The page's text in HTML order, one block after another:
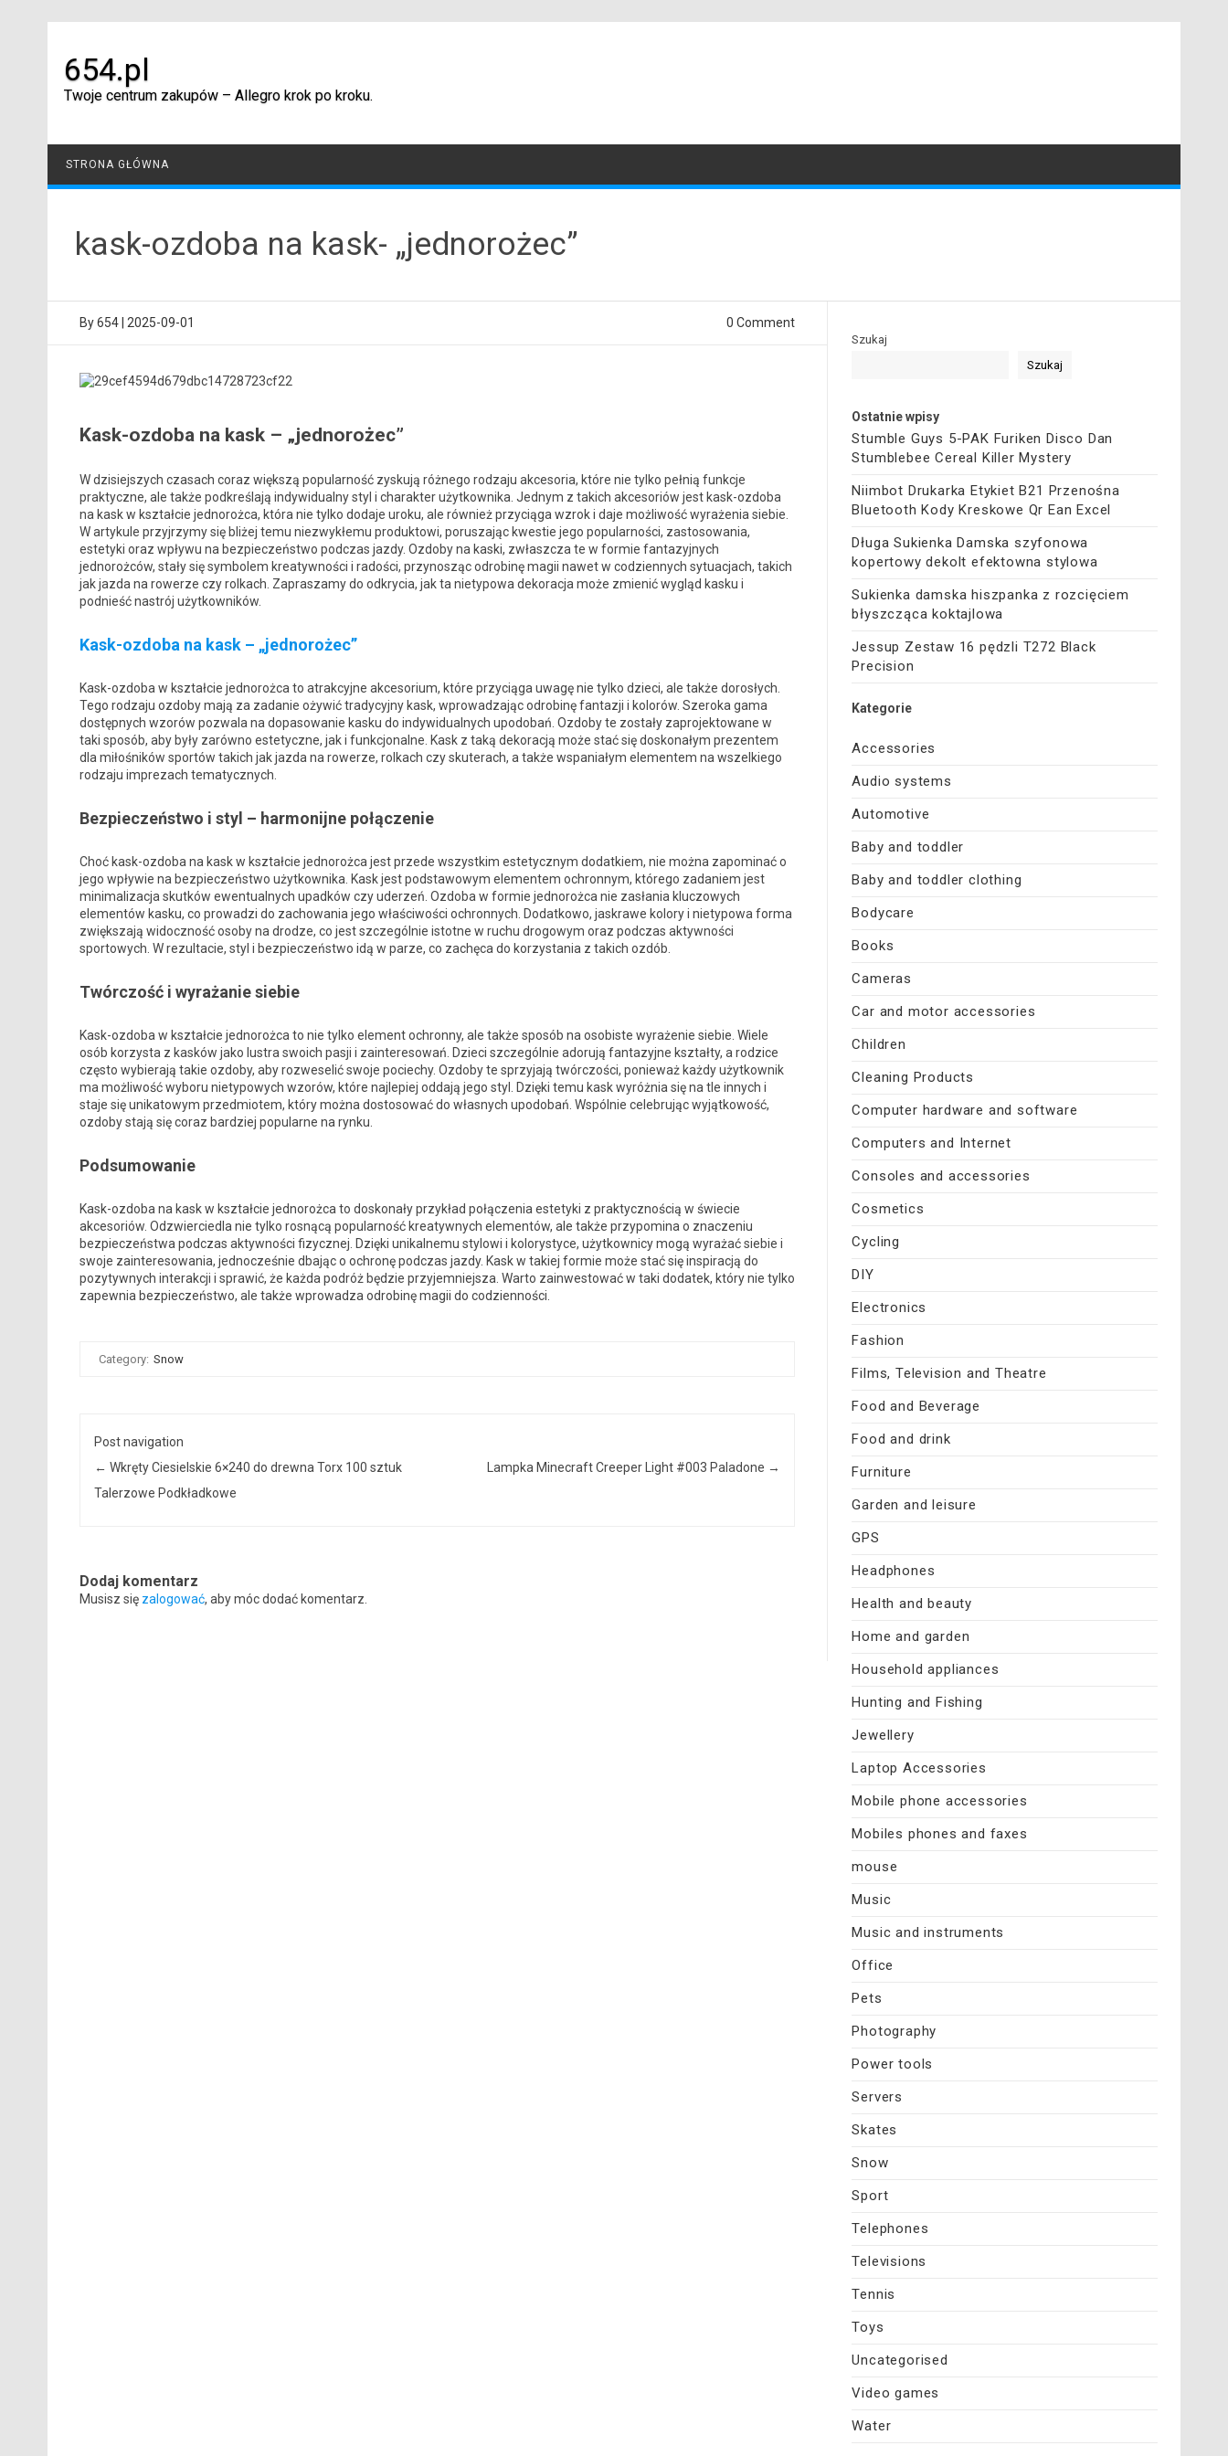
654.pl
Twoje centrum zakupów – Allegro krok po kroku.
STRONA GŁÓWNA
kask-ozdoba na kask- „jednorożec”
By654 2025-09-01 0 Comment
Kask-ozdoba na kask – „jednorożec”
W dzisiejszych czasach coraz większą popularność zyskują różnego rodzaju akcesoria, które nie tylko pełnią funkcje
praktyczne, ale także podkreślają indywidualny styl i charakter użytkownika. Jednym z takich akcesoriów jest kask-ozdoba
na kask w kształcie jednorożca, która nie tylko dodaje uroku, ale również przyciąga wzrok i daje możliwość wyrażenia siebie.
W artykule przyjrzymy się bliżej temu niezwykłemu produktowi, poruszając kwestie jego popularności, zastosowania,
estetyki oraz wpływu na bezpieczeństwo podczas jazdy. Ozdoby na kaski, zwłaszcza te w formie fantazyjnych
jednorożców, stały się symbolem kreatywności i radości, przynosząc odrobinę magii nawet w codziennych sytuacjach, takich
jak jazda na rowerze czy rolkach. Zapraszamy do odkrycia, jak ta nietypowa dekoracja może zmienić wygląd kasku i
podnieść nastrój użytkowników.
Kask-ozdoba na kask – „jednorożec”
Kask-ozdoba w kształcie jednorożca to atrakcyjne akcesorium, które przyciąga uwagę nie tylko dzieci, ale także dorosłych.
Tego rodzaju ozdoby mają za zadanie ożywić tradycyjny kask, wprowadzając odrobinę fantazji i kolorów. Szeroka gama
dostępnych wzorów pozwala na dopasowanie kasku do indywidualnych upodobań. Ozdoby te zostały zaprojektowane w
taki sposób, aby były zarówno estetyczne, jak i funkcjonalne. Kask z taką dekoracją może stać się doskonałym prezentem
dla miłośników sportów takich jak jazda na rowerze, rolkach czy skuterach, a także wspaniałym elementem na wszelkiego
rodzaju imprezach tematycznych.
Bezpieczeństwo i styl – harmonijne połączenie
Choć kask-ozdoba na kask w kształcie jednorożca jest przede wszystkim estetycznym dodatkiem, nie można zapominać o
jego wpływie na bezpieczeństwo użytkownika. Kask jest podstawowym elementem ochronnym, którego zadaniem jest
minimalizacja skutków ewentualnych upadków czy uderzeń. Ozdoba w formie jednorożca nie zasłania kluczowych
elementów kasku, co prowadzi do zachowania jego właściwości ochronnych. Dodatkowo, jaskrawe kolory i nietypowa forma
zwiększają widoczność osoby na drodze, co jest szczególnie istotne w ruchu drogowym oraz podczas aktywności
sportowych. W rezultacie, styl i bezpieczeństwo idą w parze, co zachęca do korzystania z takich ozdób.
Twórczość i wyrażanie siebie
Kask-ozdoba w kształcie jednorożca to nie tylko element ochronny, ale także sposób na osobiste wyrażenie siebie. Wiele
osób korzysta z kasków jako lustra swoich pasji i zainteresowań. Dzieci szczególnie adorują fantazyjne kształty, a rodzice
często wybierają takie ozdoby, aby rozweselić swoje pociechy. Ozdoby te sprzyjają twórczości, ponieważ każdy użytkownik
ma możliwość wyboru nietypowych wzorów, które najlepiej oddają jego styl. Dzięki temu kask wyróżnia się na tle innych i
staje się unikatowym przedmiotem, który można dostosować do własnych upodobań. Wspólnie celebrując wyjątkowość,
ozdoby stają się coraz bardziej popularne na rynku.
Podsumowanie
Kask-ozdoba na kask w kształcie jednorożca to doskonały przykład połączenia estetyki z praktycznością w świecie
akcesoriów. Odzwierciedla nie tylko rosnącą popularność kreatywnych elementów, ale także przypomina o znaczeniu
bezpieczeństwa podczas aktywności fizycznej. Dzięki unikalnemu stylowi i kolorystyce, użytkownicy mogą wyrażać siebie i
swoje zainteresowania, jednocześnie dbając o ochronę podczas jazdy. Kask w takiej formie może stać się inspiracją do
pozytywnych interakcji i sprawić, że każda podróż będzie przyjemniejsza. Warto zainwestować w taki dodatek, który nie tylko
zapewnia bezpieczeństwo, ale także wprowadza odrobinę magii do codzienności.
Category: Snow
Post navigation
← Wkręty Ciesielskie 6×240 do drewna Torx 100 sztuk
Talerzowe Podkładkowe
Lampka Minecraft Creeper Light #003 Paladone →
Dodaj komentarz
Musisz się zalogować, aby móc dodać komentarz.
Szukaj
Szukaj
Ostatnie wpisy
Stumble Guys 5-PAK Furiken Disco Dan
Stumblebee Cereal Killer Mystery
Niimbot Drukarka Etykiet B21 Przenośna
Bluetooth Kody Kreskowe Qr Ean Excel
Długa Sukienka Damska szyfonowa
kopertowy dekolt efektowna stylowa
Sukienka damska hiszpanka z rozcięciem
błyszcząca koktajlowa
Jessup Zestaw 16 pędzli T272 Black
Precision
Kategorie
Accessories
Audio systems
Automotive
Baby and toddler
Baby and toddler clothing
Bodycare
Books
Cameras
Car and motor accessories
Children
Cleaning Products
Computer hardware and software
Computers and Internet
Consoles and accessories
Cosmetics
Cycling
DIY
Electronics
Fashion
Films, Television and Theatre
Food and Beverage
Food and drink
Furniture
Garden and leisure
GPS
Headphones
Health and beauty
Home and garden
Household appliances
Hunting and Fishing
Jewellery
Laptop Accessories
Mobile phone accessories
Mobiles phones and faxes
mouse
Music
Music and instruments
Office
Pets
Photography
Power tools
Servers
Skates
Snow
Sport
Telephones
Televisions
Tennis
Toys
Uncategorised
Video games
Water